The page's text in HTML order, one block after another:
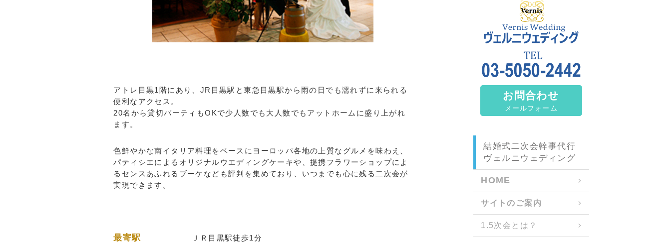
アトレ目黒1階にあり、JR目黒駅と東急目黒駅から雨の日でも濡れずに来られる
便利なアクセス。
20名から貸切パーティもOKで少人数でも大人数でもアットホームに盛り上がれ
ます。
色鮮やかな南イタリア料理をベースにヨーロッパ各地の上質なグルメを味わえ、
パティシエによるオリジナルウエディングケーキや、提携フラワーショップによ
るセンスあふれるブーケなども評判を集めており、いつまでも心に残る二次会が
実現できます。
最寄駅
ＪＲ目黒駅徒歩1分
お問合わせ
メールフォーム
結婚式二次会幹事代行
ヴェルニウェディング
HOME
サイトのご案内
1.5次会とは？